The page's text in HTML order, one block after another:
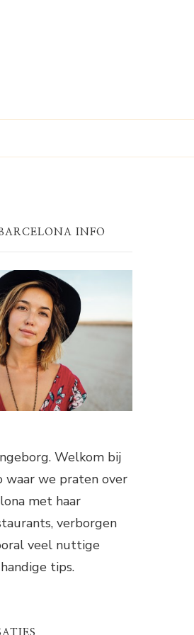
INFO
Welkom bij
waar we praten over
met haar
verborgen
veel nuttige
tips.